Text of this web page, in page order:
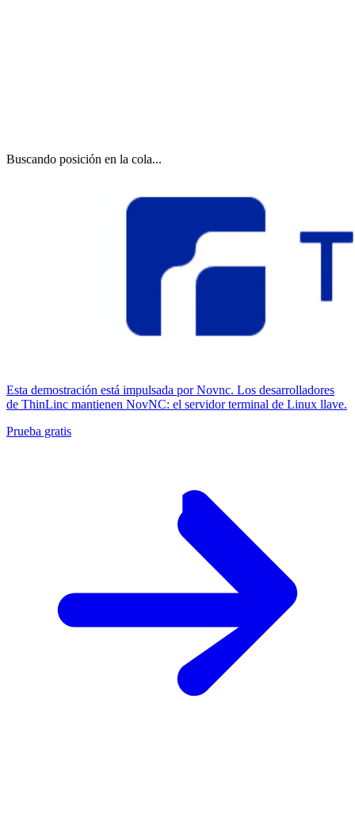
Buscando posición en la cola...
Esta demostración está impulsada por Novnc. Los desarrolladores
de ThinLinc mantienen NovNC: el servidor terminal de Linux llave.
Prueba gratis